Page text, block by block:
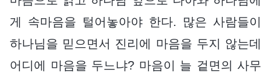
게 속마음을 털어놓아야 한다. 많은 사람들이
하나님을 믿으면서 진리에 마음을 두지 않는데
어디에 마음을 두느냐? 마음이 늘 겉면의 사무